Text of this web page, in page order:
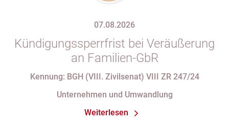
07.08.2026
Kündigungssperrfrist bei Veräußerung
an Familien-GbR
Kennung: BGH (VIII. Zivilsenat) VIII ZR 247/24
Unternehmen und Umwandlung
Weiterlesen